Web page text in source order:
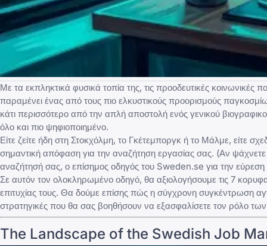
Με τα εκπληκτικά φυσικά τοπία της, τις προοδευτικές
παραμένει ένας από τους πιο ελκυστικούς προορισμούς
κάτι περισσότερο από την απλή αποστολή ενός γενικού
όλο και πιο ψηφιοποιημένο.
Είτε ζείτε ήδη στη Στοκχόλμη, το Γκέτεμποργκ ή το Μάλμε, είτε
σημαντική απόφαση για την αναζήτηση εργασίας σας. (Αν
αναζήτησή σας, ο επίσημος οδηγός του Sweden.se για την εύρεση
Σε αυτόν τον ολοκληρωμένο οδηγό, θα αξιολογήσουμε τις 7
επιτυχίας τους. Θα δούμε επίσης πώς η σύγχρονη συγκέντρωση
στρατηγικές που θα σας βοηθήσουν να εξασφαλίσετε τον ρόλο
The Landscape of the Swedish Job